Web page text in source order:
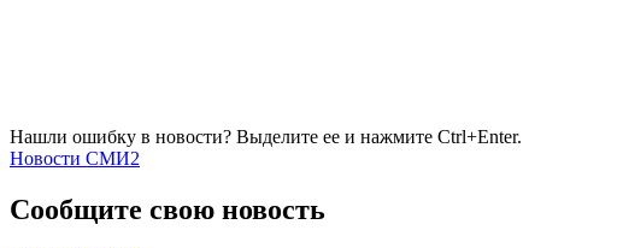
Нашли ошибку в новости? Выделите ее и нажмите Ctrl+Enter.
Новости СМИ2
Сообщите свою новость